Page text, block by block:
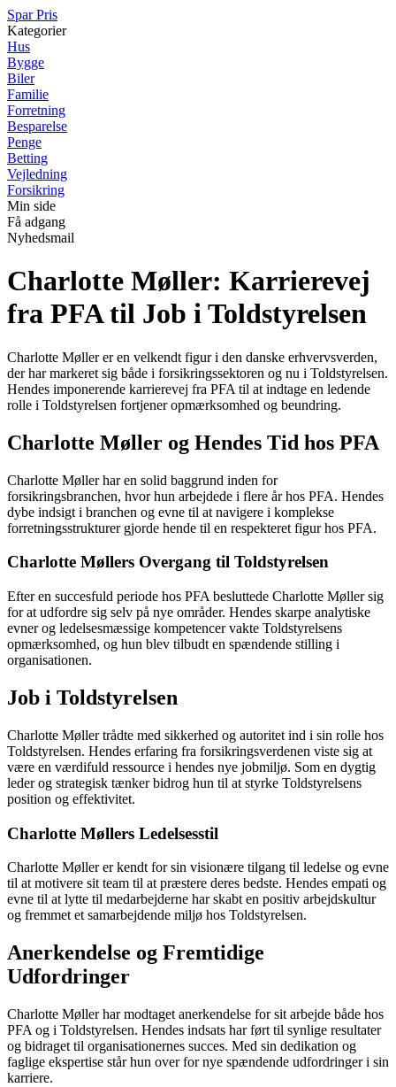
Spar Pris
Kategorier
Hus
Bygge
Biler
Familie
Forretning
Besparelse
Penge
Betting
Vejledning
Forsikring
Min side
Få adgang
Nyhedsmail
Charlotte Møller: Karrierevej
fra PFA til Job i Toldstyrelsen
Charlotte Møller er en velkendt figur i den danske erhvervsverden,
der har markeret sig både i forsikringssektoren og nu i Toldstyrelsen.
Hendes imponerende karrierevej fra PFA til at indtage en ledende
rolle i Toldstyrelsen fortjener opmærksomhed og beundring.
Charlotte Møller og Hendes Tid hos PFA
Charlotte Møller har en solid baggrund inden for
forsikringsbranchen, hvor hun arbejdede i flere år hos PFA. Hendes
dybe indsigt i branchen og evne til at navigere i komplekse
forretningsstrukturer gjorde hende til en respekteret figur hos PFA.
Charlotte Møllers Overgang til Toldstyrelsen
Efter en succesfuld periode hos PFA besluttede Charlotte Møller sig
for at udfordre sig selv på nye områder. Hendes skarpe analytiske
evner og ledelsesmæssige kompetencer vakte Toldstyrelsens
opmærksomhed, og hun blev tilbudt en spændende stilling i
organisationen.
Job i Toldstyrelsen
Charlotte Møller trådte med sikkerhed og autoritet ind i sin rolle hos
Toldstyrelsen. Hendes erfaring fra forsikringsverdenen viste sig at
være en værdifuld ressource i hendes nye jobmiljø. Som en dygtig
leder og strategisk tænker bidrog hun til at styrke Toldstyrelsens
position og effektivitet.
Charlotte Møllers Ledelsesstil
Charlotte Møller er kendt for sin visionære tilgang til ledelse og evne
til at motivere sit team til at præstere deres bedste. Hendes empati og
evne til at lytte til medarbejderne har skabt en positiv arbejdskultur
og fremmet et samarbejdende miljø hos Toldstyrelsen.
Anerkendelse og Fremtidige
Udfordringer
Charlotte Møller har modtaget anerkendelse for sit arbejde både hos
PFA og i Toldstyrelsen. Hendes indsats har ført til synlige resultater
og bidraget til organisationernes succes. Med sin dedikation og
faglige ekspertise står hun over for nye spændende udfordringer i sin
karriere.